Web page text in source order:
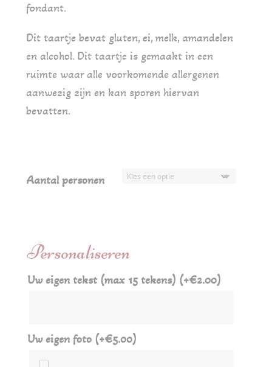
fondant.
Dit taartje bevat gluten, ei, melk, amandelen
en alcohol. Dit taartje is gemaakt in een
ruimte waar alle voorkomende allergenen
aanwezig zijn en kan sporen hiervan
bevatten.
Aantal personen
Personaliseren
Uw eigen tekst (max 15 tekens) (+€2.00)
Uw eigen foto (+€5.00)